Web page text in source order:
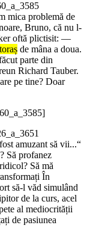
mica problemă de
Bruno, că nu l-
oftă plictisit: —
de mâna a doua.
parte din
Richard Tauber.
pe tine? Doar
amuzant să vii...“
Să profanez
Să mă
În
să-l văd simulând
de la curs, acel
al mediocrității
de pasiunea